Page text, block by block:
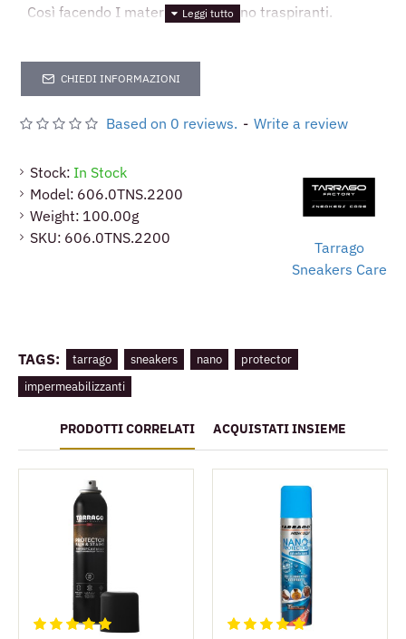
Stock: In Stock
Model: 606.0TNS.2200
Weight: 100.00g
SKU: 606.0TNS.2200
Tarrago
Sneakers Care
Based on 0 reviews. - Write a review
Così facendo I materiali rimangono traspiranti.
CHIEDI INFORMAZIONI
TAGS: tarrago sneakers nano
protector
impermeabilizzanti
PRODOTTI CORRELATI ACQUISTATI INSIEME